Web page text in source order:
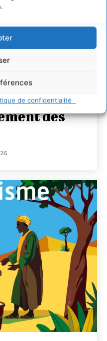
de confidentialité
un
des